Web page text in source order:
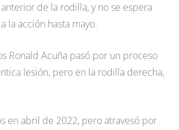
de la rodilla, y no se espera
la acción hasta mayo.
Ronald Acuña pasó por un proceso
lesión, pero en la rodilla derecha,
en abril de 2022, pero atravesó por